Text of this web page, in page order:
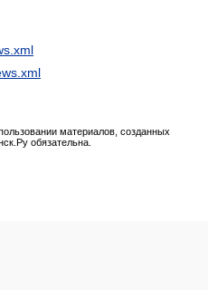
материалов, созданных
обязательна.